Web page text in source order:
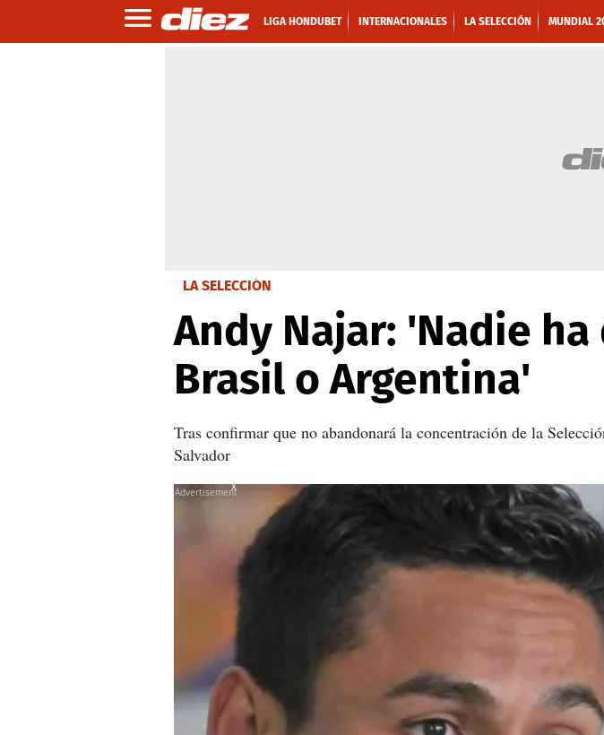
LIGA HONDUBET INTERNACIONALES LA SELECCIÓN MUNDIAL
LA SELECCIÓN
Andy Najar: 'Nadie
Brasil o Argentina'
Tras confirmar que no abandonará la concentración de la
Salvador
X